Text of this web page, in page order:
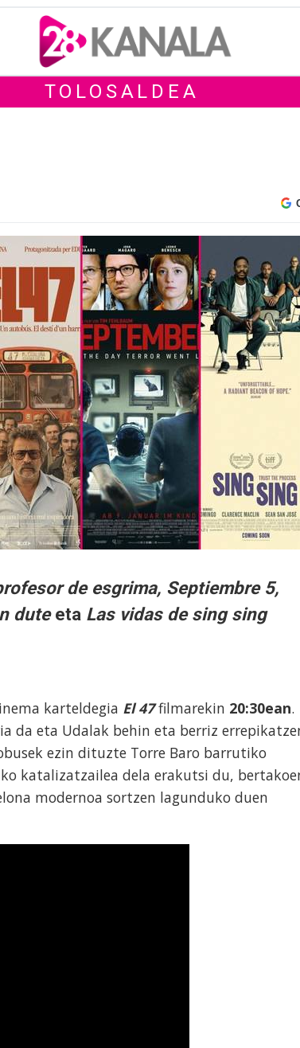
TOLOSALDEA
de esgrima, Septiembre 5,
duteeta Las vidas de sing sing
karteldegia El 47filmarekin 20:30ean.
da eta Udalak behin eta berriz
ezin dituzte Torre Baro barrutiko
katalizatzailea dela erakutsi du,
modernoa sortzen lagunduko duen